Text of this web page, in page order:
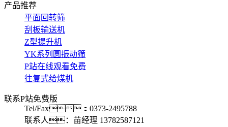
产品推荐
平面回转筛
刮板输送机
Z型提升机
YK系列圆振动筛
P站在线观看免费
往复式给煤机
联系P站免费版
Tel/Fax：0373-2495788
联系人：苗经理 13782587121